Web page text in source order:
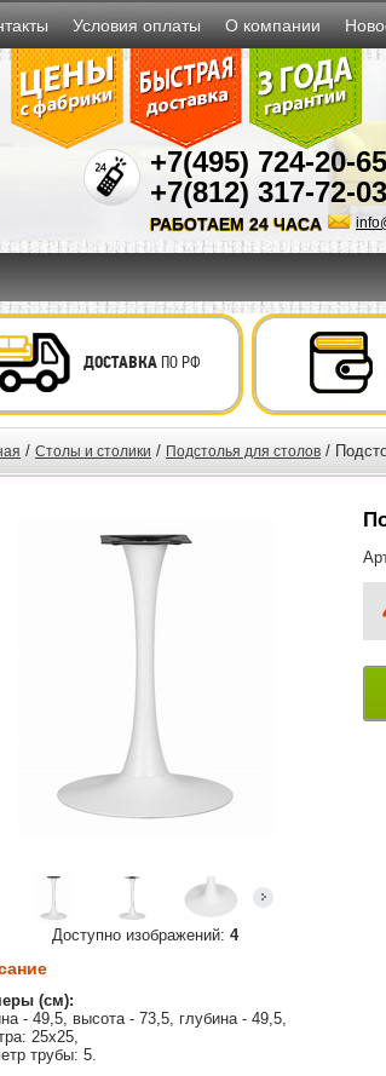
Условия оплаты О компании
+7(495) 724-20-65
+7(812) 317-72-03
РАБОТАЕМ 24 ЧАСА
ДОСТАВКАПО РФ
/ Столы и столики / Подстолья для столов /
Доступно изображений: 4
(см):
- 49,5, высота - 73,5, глубина - 49,5,
25х25,
трубы: 5.